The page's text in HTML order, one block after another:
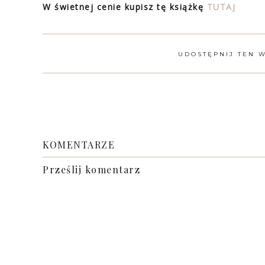
W świetnej cenie kupisz tę książkę TUTAJ
UDOSTĘPNIJ TEN
KOMENTARZE
Prześlij komentarz